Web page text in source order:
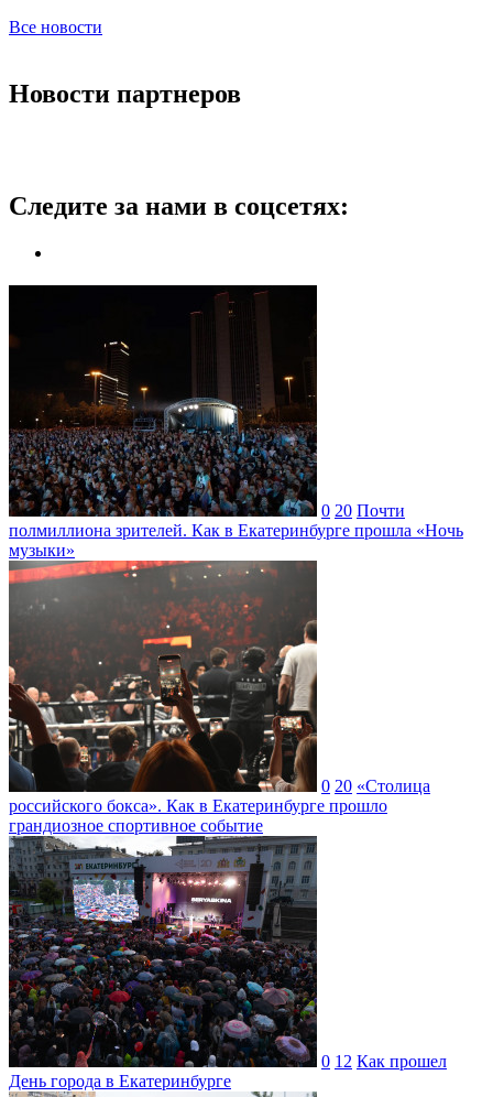
Все новости
Новости партнеров
Следите за нами в соцсетях:
0 20 Почти
полмиллиона зрителей. Как в Екатеринбурге прошла «Ночь
музыки»
0 20 «Столица
российского бокса». Как в Екатеринбурге прошло
грандиозное спортивное событие
0 12 Как прошел
День города в Екатеринбурге